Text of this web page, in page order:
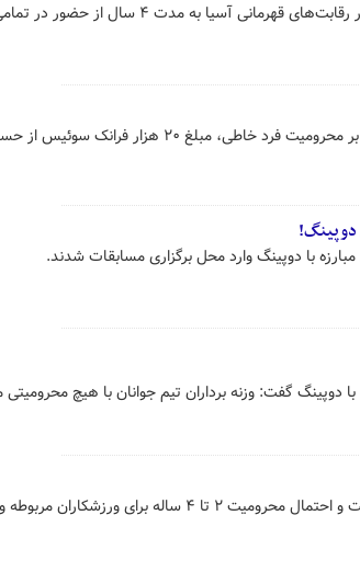
سنگین وزن سابق تیم ملی جوانان ایران به دلیل دوپینگ در رقابت‌های قهرمانی آسیا
اتحادیه جهانی کشتی به دلیل دوپینگ یک کشتی‌گیر علاوه بر محرومیت فرد خاطی، مبلغ ۲۰ هزار فرانک
گفت: وزنه برداران تیم جوانان با هیچ محرومیتی
۶ پرونده جدید دوپینگ در ورزش ایران به جریان افتاده است و احتمال محرومیت ۲ تا ۴ ساله برای